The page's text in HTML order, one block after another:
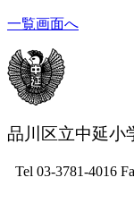
一覧画面へ
品川区立中延小
Tel 03-3781-4016